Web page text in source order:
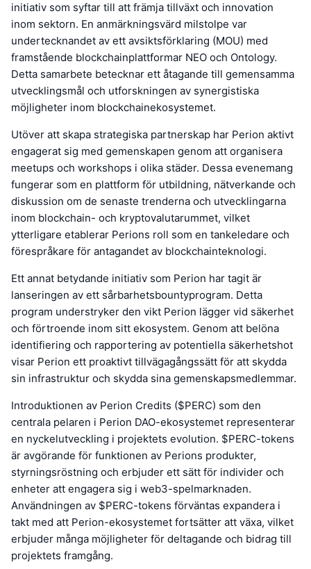
initiativ som syftar till att främja tillväxt och innovation
inom sektorn. En anmärkningsvärd milstolpe var
undertecknandet av ett avsiktsförklaring (MOU) med
framstående blockchainplattformar NEO och Ontology.
Detta samarbete betecknar ett åtagande till gemensamma
utvecklingsmål och utforskningen av synergistiska
möjligheter inom blockchainekosystemet.
Utöver att skapa strategiska partnerskap har Perion aktivt
engagerat sig med gemenskapen genom att organisera
meetups och workshops i olika städer. Dessa evenemang
fungerar som en plattform för utbildning, nätverkande och
diskussion om de senaste trenderna och utvecklingarna
inom blockchain- och kryptovalutarummet, vilket
ytterligare etablerar Perions roll som en tankeledare och
förespråkare för antagandet av blockchainteknologi.
Ett annat betydande initiativ som Perion har tagit är
lanseringen av ett sårbarhetsbountyprogram. Detta
program understryker den vikt Perion lägger vid säkerhet
och förtroende inom sitt ekosystem. Genom att belöna
identifiering och rapportering av potentiella säkerhetshot
visar Perion ett proaktivt tillvägagångssätt för att skydda
sin infrastruktur och skydda sina gemenskapsmedlemmar.
Introduktionen av Perion Credits ($PERC) som den
centrala pelaren i Perion DAO-ekosystemet representerar
en nyckelutveckling i projektets evolution. $PERC-tokens
är avgörande för funktionen av Perions produkter,
styrningsröstning och erbjuder ett sätt för individer och
enheter att engagera sig i web3-spelmarknaden.
Användningen av $PERC-tokens förväntas expandera i
takt med att Perion-ekosystemet fortsätter att växa, vilket
erbjuder många möjligheter för deltagande och bidrag till
projektets framgång.